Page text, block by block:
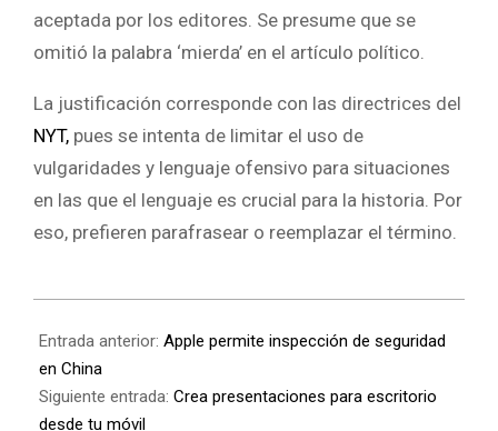
aceptada por los editores. Se presume que se
omitió la palabra ‘mierda’ en el artículo político.
La justificación corresponde con las directrices del
NYT, pues se intenta de limitar el uso de
vulgaridades y lenguaje ofensivo para situaciones
en las que el lenguaje es crucial para la historia. Por
eso, prefieren parafrasear o reemplazar el término.
Entrada anterior: Apple permite inspección de seguridad
en China
Siguiente entrada: Crea presentaciones para escritorio
desde tu móvil